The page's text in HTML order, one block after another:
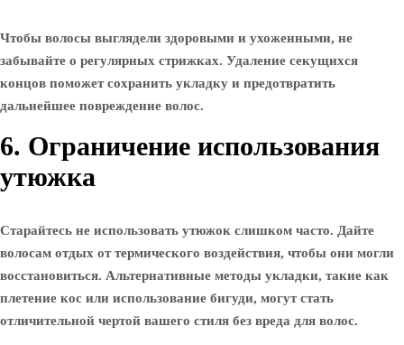
Чтобы волосы выглядели здоровыми и ухоженными, не
забывайте о регулярных стрижках. Удаление секущихся
концов поможет сохранить укладку и предотвратить
дальнейшее повреждение волос.
6. Ограничение использования
утюжка
Старайтесь не использовать утюжок слишком часто. Дайте
волосам отдых от термического воздействия, чтобы они могли
восстановиться. Альтернативные методы укладки, такие как
плетение кос или использование бигуди, могут стать
отличительной чертой вашего стиля без вреда для волос.